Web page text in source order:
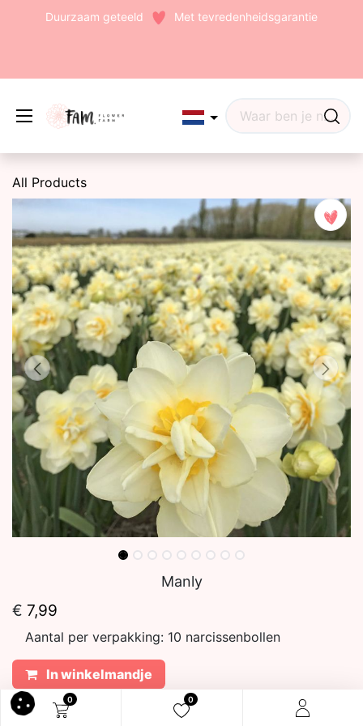
0 0
Duurzaam geteeld Met tevredenheidsgarantie
(242)
Edit widget
All Products
Manly
€ 7,99
Aantal per verpakking: 10 narcissenbollen
In winkelmandje